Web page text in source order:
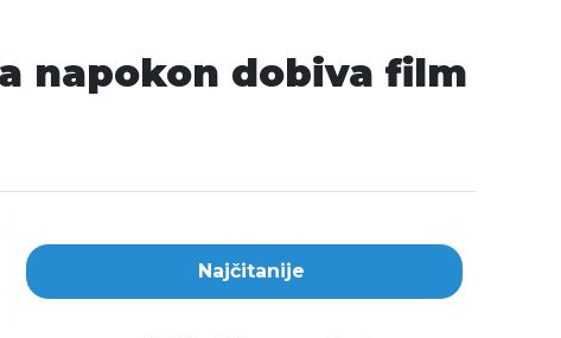
napokon dobiva film
Najčitanije